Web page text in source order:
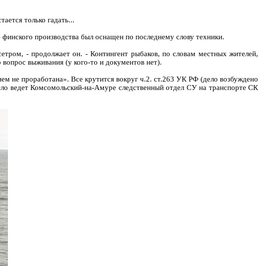
только гадать...
производства был оснащен по последнему слову техники.
- продолжает он. - Контингент рыбаков, по словам местных жителей,
выживания (у кого-то и документов нет).
не проработана». Все крутится вокруг ч.2. ст.263 УК РФ (дело возбуждено
ведет Комсомольский-на-Амуре следственный отдел СУ на транспорте СК